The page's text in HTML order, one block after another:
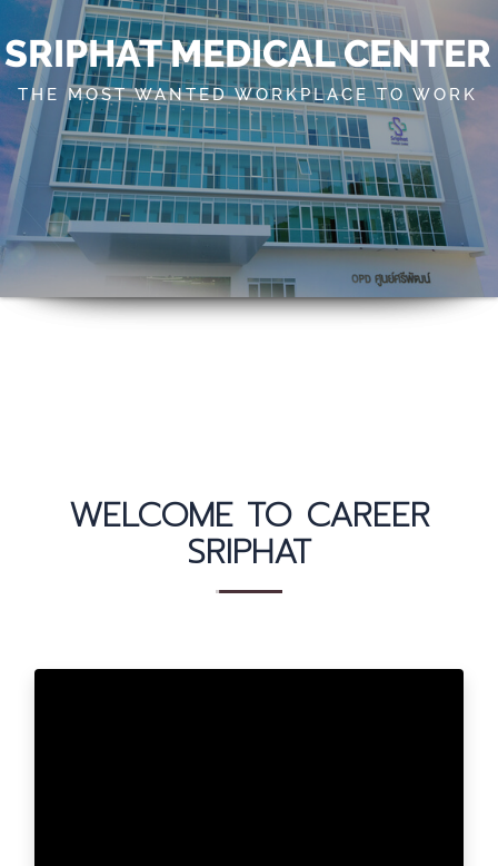
SRIPHAT MEDICAL CENTER
THE MOST WANTED WORKPLACE TO WORK
WELCOME TO CAREER
SRIPHAT